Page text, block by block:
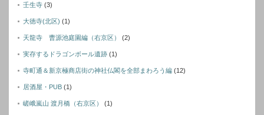
壬生寺 (3)
大徳寺(北区) (1)
天龍寺 曹源池庭園編（右京区） (2)
実存するドラゴンボール遺跡 (1)
寺町通＆新京極商店街の神社仏閣を全部まわろう編 (12)
居酒屋・PUB (1)
嵯峨嵐山 渡月橋（右京区） (1)